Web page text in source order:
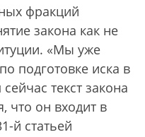
фракций
закона как не
«Мы уже
подготовке иска в
текст закона
что он входит в
й статьей